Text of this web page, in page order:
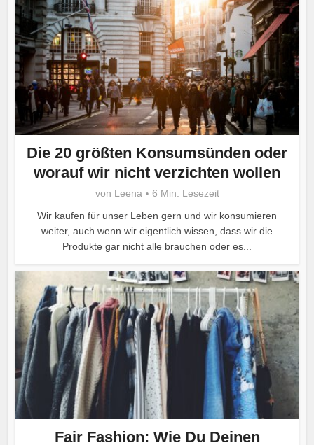
Die 20 größten Konsumsünden oder
worauf wir nicht verzichten wollen
von Leena
6 Min. Lesezeit
Wir kaufen für unser Leben gern und wir konsumieren
weiter, auch wenn wir eigentlich wissen, dass wir die
Produkte gar nicht alle brauchen oder es...
Fair Fashion: Wie Du Deinen